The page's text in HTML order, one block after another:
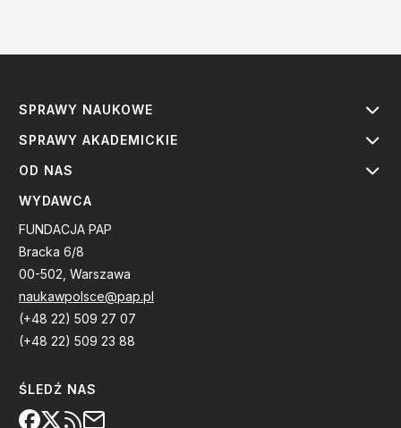
SPRAWY NAUKOWE
SPRAWY AKADEMICKIE
OD NAS
WYDAWCA
FUNDACJA PAP
Bracka 6/8
00-502, Warszawa
naukawpolsce@pap.pl
(+48 22) 509 27 07
(+48 22) 509 23 88
ŚLEDŹ NAS